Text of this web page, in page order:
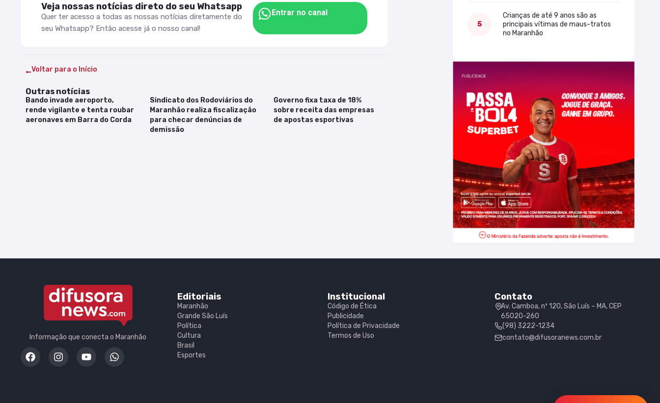
Veja nossas notícias direto do seu Whatsapp
Quer ter acesso a todas as nossas notícias diretamente do
seu Whatsapp? Então acesse já o nosso canal!
Entrar no canal
Voltar para o Início
Outras notícias
Bando invade aeroporto,
rende vigilante e tenta roubar
aeronaves em Barra do Corda
Sindicato dos Rodoviários do
Maranhão realiza fiscalização
para checar denúncias de
demissão
Governo fixa taxa de 18%
sobre receita das empresas
de apostas esportivas
Crianças de até 9 anos são as
principais vítimas de maus-tratos
no Maranhão
Informação que conecta o Maranhão
Editoriais
Maranhão
Grande São Luís
Política
Cultura
Brasil
Esportes
Institucional
Código de Ética
Publicidade
Política de Privacidade
Termos de Uso
Contato
Av. Camboa, nº 120, São Luís – MA, CEP
65020-260
(98) 3222-1234
contato@difusoranews.com.br